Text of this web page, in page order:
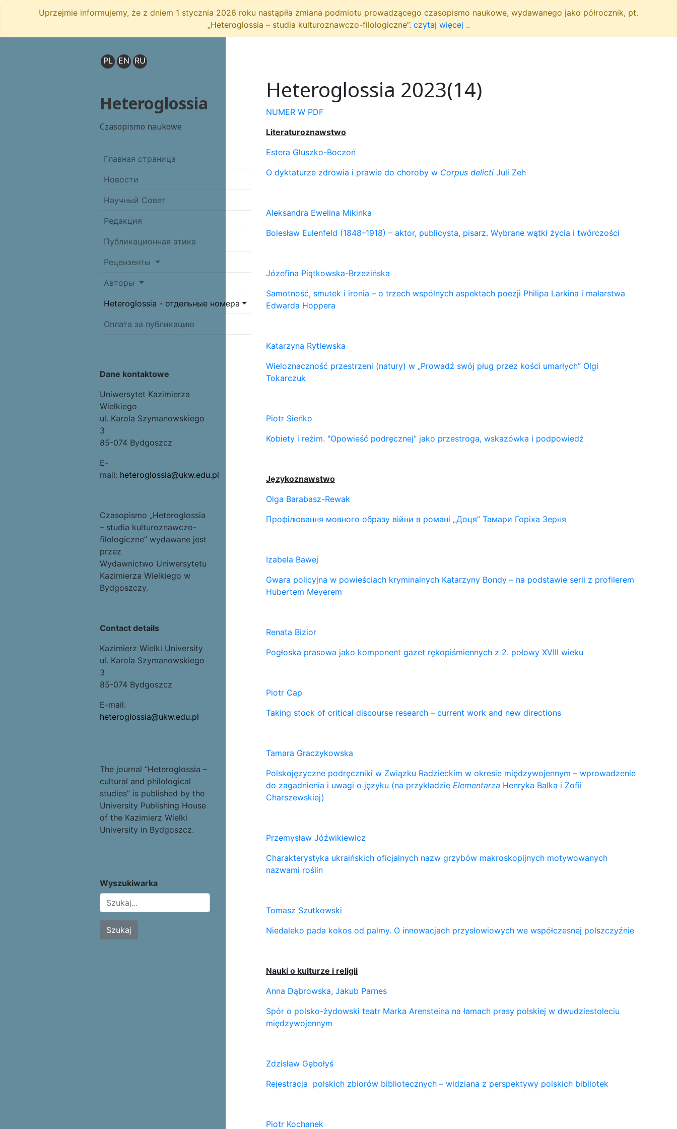
Uprzejmie informujemy, że z dniem 1 stycznia 2026 roku nastąpiła zmiana podmiotu prowadzącego czasopismo naukowe, wydawanego jako półrocznik, pt.
„Heteroglossia – studia kulturoznawczo-filologiczne”. czytaj więcej ..
PL EN RU
Heteroglossia
Czasopismo naukowe
Главная страница
Новости
Научный Совет
Редакция
Публикационная этика
Рецензенты
Авторы
Heteroglossia - отдельные номера
Оплата за публикацию
Dane kontaktowe
Uniwersytet Kazimierza
Wielkiego
ul. Karola Szymanowskiego
3
85-074 Bydgoszcz
E-
mail: heteroglossia@ukw.edu.pl
Czasopismo „Heteroglossia
– studia kulturoznawczo-
filologiczne” wydawane jest
przez
Wydawnictwo Uniwersytetu
Kazimierza Wielkiego w
Bydgoszczy.
Contact details
Kazimierz Wielki University
ul. Karola Szymanowskiego
3
85-074 Bydgoszcz
E-mail:
heteroglossia@ukw.edu.pl
The journal “Heteroglossia –
cultural and philological
studies” is published by the
University Publishing House
of the Kazimierz Wielki
University in Bydgoszcz.
Wyszukiwarka
Szukaj
Heteroglossia 2023(14)
NUMER W PDF
Literaturoznawstwo
Estera Głuszko-Boczoń
O dyktaturze zdrowia i prawie do choroby w Corpus delicti Juli Zeh
Aleksandra Ewelina Mikinka
Bolesław Eulenfeld (1848–1918) – aktor, publicysta, pisarz. Wybrane wątki życia i twórczości
Józefina Piątkowska-Brzezińska
Samotność, smutek i ironia – o trzech wspólnych aspektach poezji Philipa Larkina i malarstwa
Edwarda Hoppera
Katarzyna Rytlewska
Wieloznaczność przestrzeni (natury) w „Prowadź swój pług przez kości umarłych” Olgi
Tokarczuk
Piotr Sieńko
Kobiety i reżim. "Opowieść podręcznej" jako przestroga, wskazówka i podpowiedź
Językoznawstwo
Olga Barabasz-Rewak
Профілювання мовного образу війни в романі „Доця” Тамари Горіха Зерня
Izabela Bawej
Gwara policyjna w powieściach kryminalnych Katarzyny Bondy – na podstawie serii z profilerem
Hubertem Meyerem
Renata Bizior
Pogłoska prasowa jako komponent gazet rękopiśmiennych z 2. połowy XVIII wieku
Piotr Cap
Taking stock of critical discourse research – current work and new directions
Tamara Graczykowska
Polskojęzyczne podręczniki w Związku Radzieckim w okresie międzywojennym – wprowadzenie
do zagadnienia i uwagi o języku (na przykładzie Elementarza Henryka Balka i Zofii
Charszewskiej)
Przemysław Jóźwikiewicz
Charakterystyka ukraińskich oficjalnych nazw grzybów makroskopijnych motywowanych
nazwami roślin
Tomasz Szutkowski
Niedaleko pada kokos od palmy. O innowacjach przysłowiowych we współczesnej polszczyźnie
Nauki o kulturze i religii
Anna Dąbrowska, Jakub Parnes
Spór o polsko-żydowski teatr Marka Arensteina na łamach prasy polskiej w dwudziestoleciu
międzywojennym
Zdzisław Gębołyś
Rejestracja polskich zbiorów bibliotecznych – widziana z perspektywy polskich bibliotek
Piotr Kochanek